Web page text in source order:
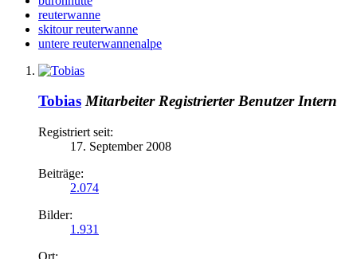
reuterwanne
skitour reuterwanne
untere reuterwannenalpe
Tobias Mitarbeiter Registrierter Benutzer Intern
Registriert seit:
17. September 2008
Beiträge:
2.074
Bilder:
1.931
Ort: